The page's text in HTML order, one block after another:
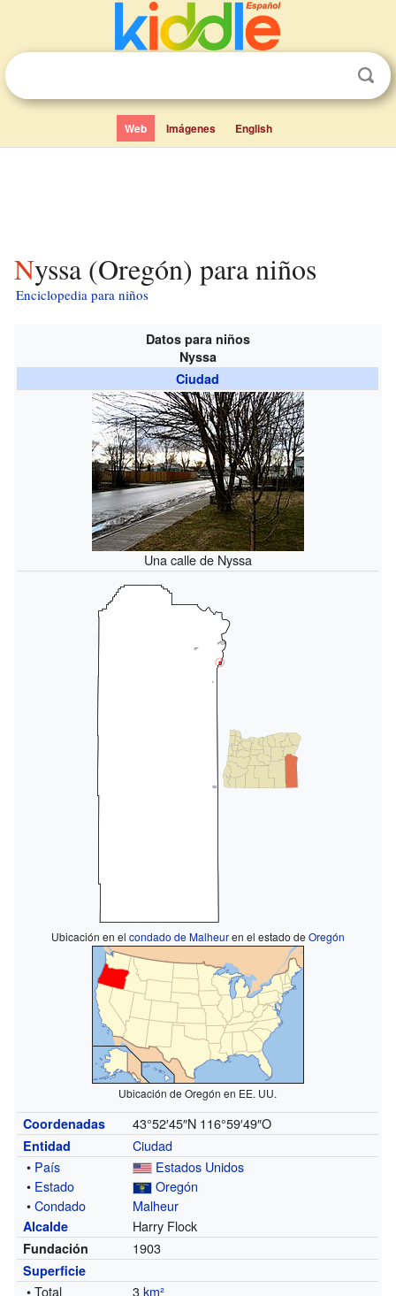
Web Imágenes English
Nyssa (Oregón) para niños
Enciclopedia para niños
Datos para niños
Nyssa
Ciudad
Una calle de Nyssa
Ubicación en el condado de Malheuren el estado de Oregón
Ubicación de Oregón en EE. UU.
Coordenadas 43°52′45″N 116°59′49″O
Entidad
Ciudad
• País
Estados Unidos
• Estado
Oregón
•Condado Malheur
Alcalde Harry Flock
Fundación 1903
Superficie
• Total 3km²